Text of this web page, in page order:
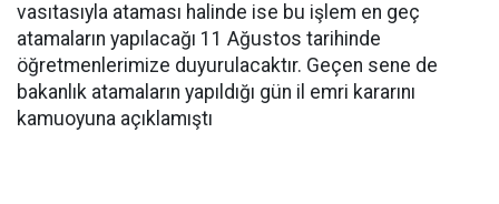
vasıtasıyla ataması halinde ise bu işlem en geç
atamaların yapılacağı 11 Ağustos tarihinde
öğretmenlerimize duyurulacaktır. Geçen sene de
bakanlık atamaların yapıldığı gün il emri kararını
kamuoyuna açıklamıştı